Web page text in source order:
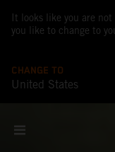
It looks like you are
you like to change to
CHANGE TO
United States